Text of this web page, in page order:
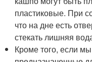
пластиковые. При
что на дне есть
стекать лишняя
Кроме того, если